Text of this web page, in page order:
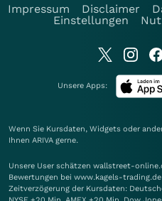
Impressum
Disclaimer
Einstellungen
Unsere Apps:
Wenn Sie Kursdaten, Widgets oder
Ihnen ARIVA gerne.
Unsere User schätzen wallstreet-
Bewertungen bei www.kagels-trading.de
Zeitverzögerung der Kursdaten: